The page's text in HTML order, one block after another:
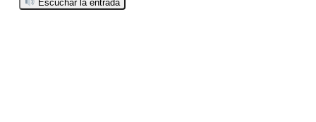
Escuchar la entrada